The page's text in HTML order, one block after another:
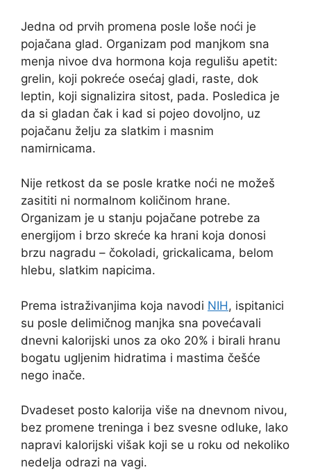
Jedna od prvih promena posle loše noći je
pojačana glad. Organizam pod manjkom sna
menja nivoe dva hormona koja regulišu apetit:
grelin, koji pokreće osećaj gladi, raste, dok
leptin, koji signalizira sitost, pada. Posledica je
da si gladan čak i kad si pojeo dovoljno, uz
pojačanu želju za slatkim i masnim
namirnicama.
Nije retkost da se posle kratke noći ne možeš
zasititi ni normalnom količinom hrane.
Organizam je u stanju pojačane potrebe za
energijom i brzo skreće ka hrani koja donosi
brzu nagradu – čokoladi, grickalicama, belom
hlebu, slatkim napicima.
Prema istraživanjima koja navodi NIH, ispitanici
su posle delimičnog manjka sna povećavali
dnevni kalorijski unos za oko 20% i birali hranu
bogatu ugljenim hidratima i mastima češće
nego inače.
Dvadeset posto kalorija više na dnevnom nivou,
bez promene treninga i bez svesne odluke, lako
napravi kalorijski višak koji se u roku od nekoliko
nedelja odrazi na vagi.